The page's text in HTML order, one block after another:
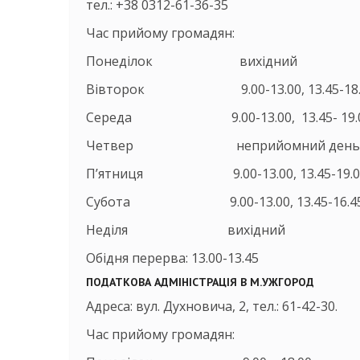
тел.: +38 0312-61-36-35
Час прийому громадян:
Понеділок вихідний
Вівторок 9.00-13.00, 13.45-
Середа 9.00-13.00, 13.45-
Четвер неприйомний день
П’ятниця 9.00-13.00, 13.45-
Субота 9.00-13.00, 13.45-
Неділя вихідний
Обідня перерва: 13.00-13.45
ПОДАТКОВА АДМІНІСТРАЦІЯ В М.УЖГОРОД
Адреса: вул. Духновича, 2, тел.: 61-42-30.
Час прийому громадян: